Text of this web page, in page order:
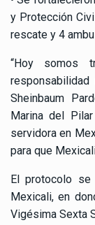
y Protección
rescate y 4
“Hoy somos
Sheinbaum
Marina del
servidora en
para que
El protocolo
Mexicali, en
Vigésima Sexta